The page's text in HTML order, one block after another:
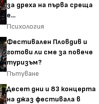
за дреха на първа среща
е...
Психология
Фестивален Пловдив и
готови ли сме за повече
туризъм?
Пътуване
Десет дни и 83 концерта
на джаз фестивала в